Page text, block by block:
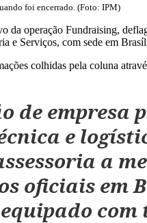
foi encerrado. (Foto: IPM)
da operação Fundraising,
e Serviços, com sede em
colhidas pela coluna
de empresa
e
a
oficiais em